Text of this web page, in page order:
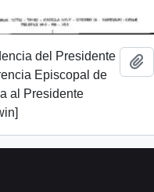
del Presidente
Episcopal de
al Presidente